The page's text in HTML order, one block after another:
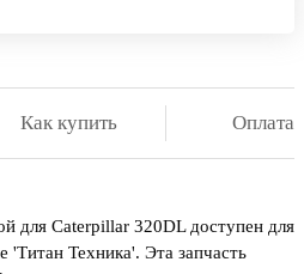
Как купить Оплата
для Caterpillar 320DL доступен для
'Титан Техника'. Эта запчасть